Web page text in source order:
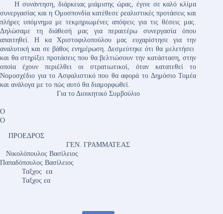
Η συνάντηση, διάρκειας μιάμισης ώρας, έγινε σε καλό κλίμα
συνεργασίας και η Ομοσπονδία κατέθεσε ρεαλιστικές προτάσεις και
πλήρες υπόμνημα με τεκμηριωμένες απόψεις για τις θέσεις μας.
Δηλώσαμε τη διάθεσή μας για περαιτέρω συνεργασία όπου
απαιτηθεί. Η κα Χριστοφιλοπούλου μας ευχαρίστησε για την
αναλυτική και σε βάθος ενημέρωση. Δεσμεύτηκε ότι θα μελετήσει
και θα στηρίξει προτάσεις που θα βελτιώσουν την κατάσταση, στην
οποία έχουν περιέλθει οι στρατιωτικοί, όταν κατατεθεί το
Νομοσχέδιο για το Ασφαλιστικό που θα αφορά το Δημόσιο Τομέα
και ανάλογα με το πώς αυτό θα διαμορφωθεί.
Για το Διοικητικό Συμβούλιο
Ο
Ο
ΠΡΟΕΔΡΟΣ
ΓΕΝ. ΓΡΑΜΜΑΤΕΑΣ
Νικολόπουλος Βασίλειος
Παπαδόπουλος Βασίλειος
Ταξχος εα
Ταξχος εα